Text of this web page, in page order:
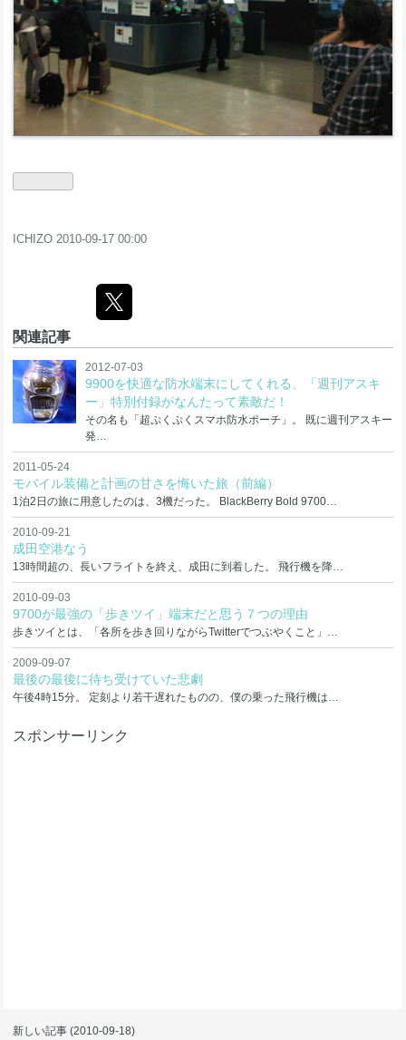
ICHIZO 2010-09-17 00:00
関連記事
2012-07-03
9900を快適な防水端末にしてくれる、「週刊アスキ
ー」特別付録がなんたって素敵だ！
その名も「超ぷくぷくスマホ防水ポーチ」。 既に週刊アスキー
発…
2011-05-24
モバイル装備と計画の甘さを悔いた旅（前編）
1泊2日の旅に用意したのは、3機だった。 BlackBerry Bold 9700…
2010-09-21
成田空港なう
13時間超の、長いフライトを終え、成田に到着した。 飛行機を降…
2010-09-03
9700が最強の「歩きツイ」端末だと思う７つの理由
歩きツイとは、「各所を歩き回りながらTwitterでつぶやくこと」…
2009-09-07
最後の最後に待ち受けていた悲劇
午後4時15分。 定刻より若干遅れたものの、僕の乗った飛行機は…
スポンサーリンク
新しい記事 (2010-09-18)